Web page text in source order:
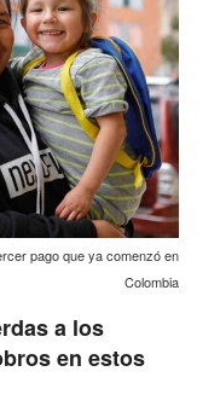
pago que ya comenzó en
Colombia
a los
en estos